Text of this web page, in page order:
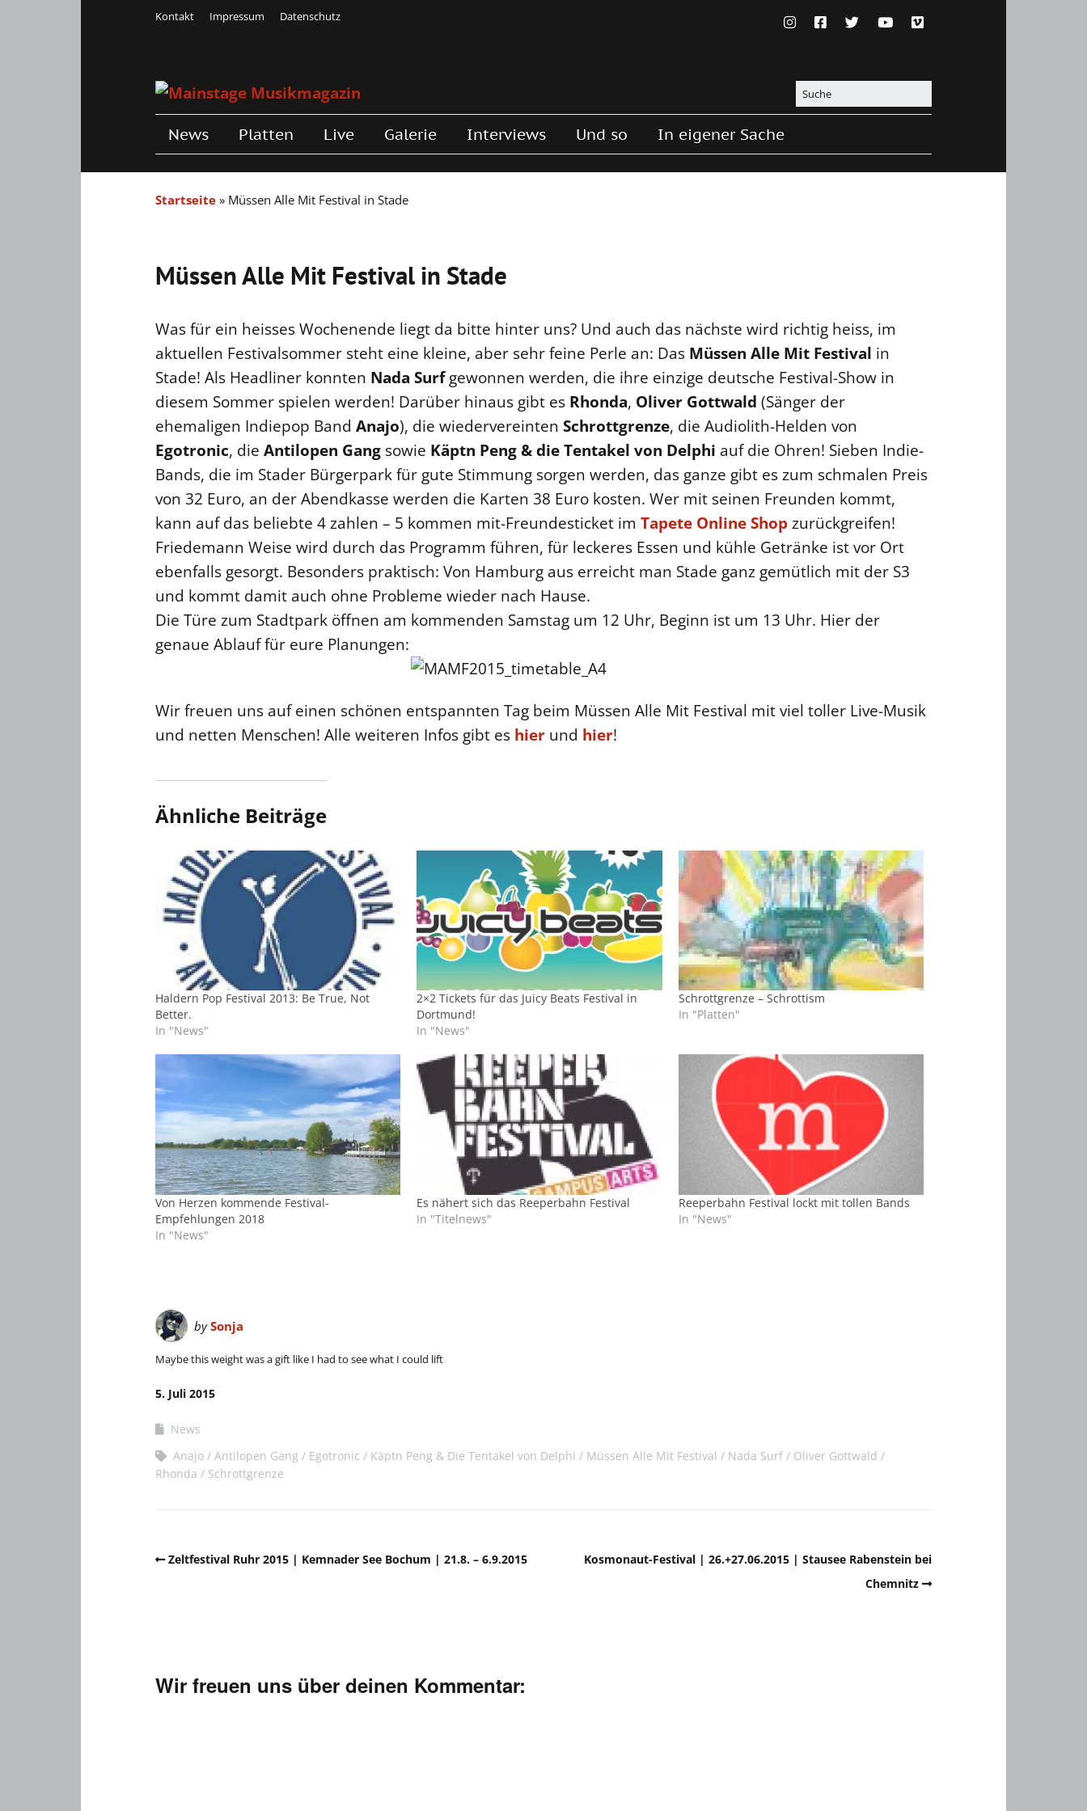
Kontakt Impressum Datenschutz
News Platten Live Galerie Interviews Und so In eigener Sache
Startseite » Müssen Alle Mit Festival in Stade
Müssen Alle Mit Festival in Stade
Was für ein heisses Wochenende liegt da bitte hinter uns? Und auch das nächste wird richtig heiss, im
aktuellen Festivalsommer steht eine kleine, aber sehr feine Perle an: Das Müssen Alle Mit Festival in
Stade! Als Headliner konnten Nada Surfgewonnen werden, die ihre einzige deutsche Festival-Show in
diesem Sommer spielen werden! Darüber hinaus gibt es Rhonda, Oliver Gottwald (Sänger der
ehemaligen Indiepop Band Anajo), die wiedervereinten Schrottgrenze, die Audiolith-Helden von
Egotronic, die Antilopen Gang sowie Käptn Peng & die Tentakel von Delphi auf die Ohren! Sieben Indie-
Bands, die im Stader Bürgerpark für gute Stimmung sorgen werden, das ganze gibt es zum schmalen Preis
von 32 Euro, an der Abendkasse werden die Karten 38 Euro kosten. Wer mit seinen Freunden kommt,
kann auf das beliebte 4 zahlen – 5 kommen mit-Freundesticket im Tapete Online Shopzurückgreifen!
Friedemann Weise wird durch das Programm führen, für leckeres Essen und kühle Getränke ist vor Ort
ebenfalls gesorgt. Besonders praktisch: Von Hamburg aus erreicht man Stade ganz gemütlich mit der S3
und kommt damit auch ohne Probleme wieder nach Hause.
Die Türe zum Stadtpark öffnen am kommenden Samstag um 12 Uhr, Beginn ist um 13 Uhr. Hier der
genaue Ablauf für eure Planungen:
Wir freuen uns auf einen schönen entspannten Tag beim Müssen Alle Mit Festival mit viel toller Live-Musik
und netten Menschen! Alle weiteren Infos gibt es hier und hier!
Ähnliche Beiträge
Haldern Pop Festival 2013: Be True, Not
Better.
In "News"
2×2 Tickets für das Juicy Beats Festival in
Dortmund!
In "News"
Schrottgrenze – Schrottism
In "Platten"
Von Herzen kommende Festival-
Empfehlungen 2018
In "News"
Es nähert sich das Reeperbahn Festival
In "Titelnews"
Reeperbahn Festival lockt mit tollen Bands
In "News"
bySonja
Maybe this weight was a gift like I had to see what I could lift
5. Juli 2015
News
Anajo
Antilopen Gang Egotronic Käptn Peng & Die Tentakel von Delphi Müssen Alle Mit Festival Nada Surf
Oliver Gottwald
Rhonda
Schrottgrenze
Zeltfestival Ruhr 2015 | Kemnader See Bochum | 21.8. – 6.9.2015
Kosmonaut-Festival | 26.+27.06.2015 | Stausee Rabenstein bei
Chemnitz
Wir freuen uns über deinen Kommentar: